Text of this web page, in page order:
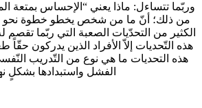
وربّما تتساءل: ماذا يعني “الإحساس بمتعة
من ذلك؛ أنّ ما من شخص يخطو خطوة نحو
الكثير من التحدّيات الصعبة التي ربّما تقصم
هذه التّحديات إلاّ الأفراد الذين يدركون
هذه التحديات ما هي نوع من التّدريب
الفشل واستبدادها بشكلٍ